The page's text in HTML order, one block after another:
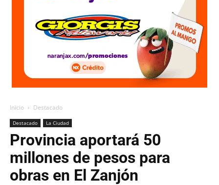
Inicio Destacado
Destacado La Ciudad
Provincia aportará 50
millones de pesos para
obras en El Zanjón